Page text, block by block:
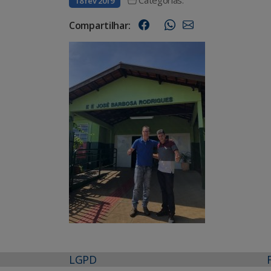
Compartilhar:
LGPD